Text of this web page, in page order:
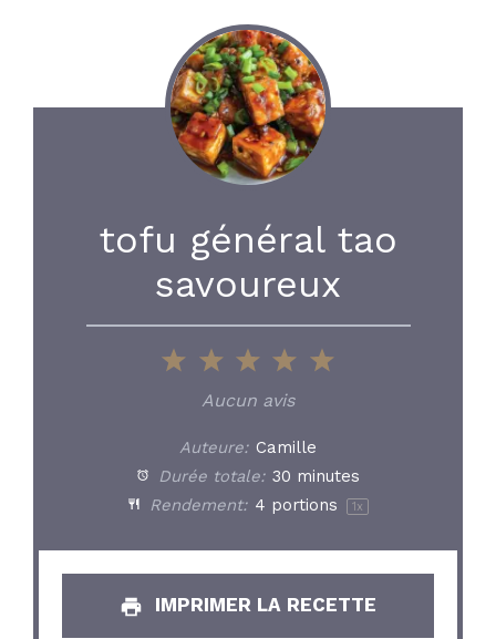
tofu général tao
savoureux
5
4
3
Stars
2
Stars
1
Star
Aucun avis
Auteure: Camille
Durée totale: 30 minutes
Rendement: 4 portions 1 x
IMPRIMER LA RECETTE